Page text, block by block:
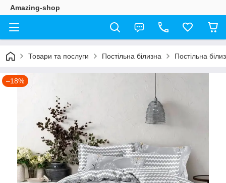
Amazing-shop
Товари та послуги Постільна білизна Постільна
–18%